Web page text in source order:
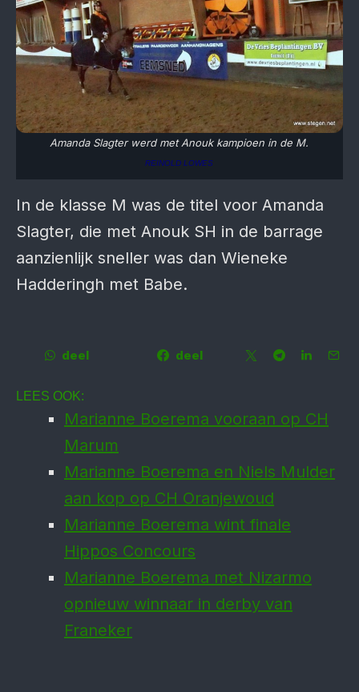
Amanda Slagter werd met Anouk kampioen in de M.
REINOLD LOWES
In de klasse M was de titel voor Amanda
Slagter, die met Anouk SH in de barrage
aanzienlijk sneller was dan Wieneke
Hadderingh met Babe.
deel deel
LEES OOK:
Marianne Boerema vooraan op CH
Marum
Marianne Boerema en Niels Mulder
aan kop op CH Oranjewoud
Marianne Boerema wint finale
Hippos Concours
Marianne Boerema met Nizarmo
opnieuw winnaar in derby van
Franeker